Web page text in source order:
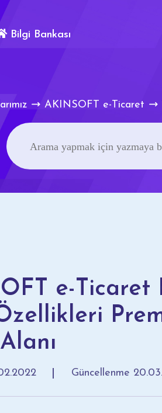
Bilgi Bankası
AKINSOFT e-Ticaret
e-Ticaret
Güncellenme